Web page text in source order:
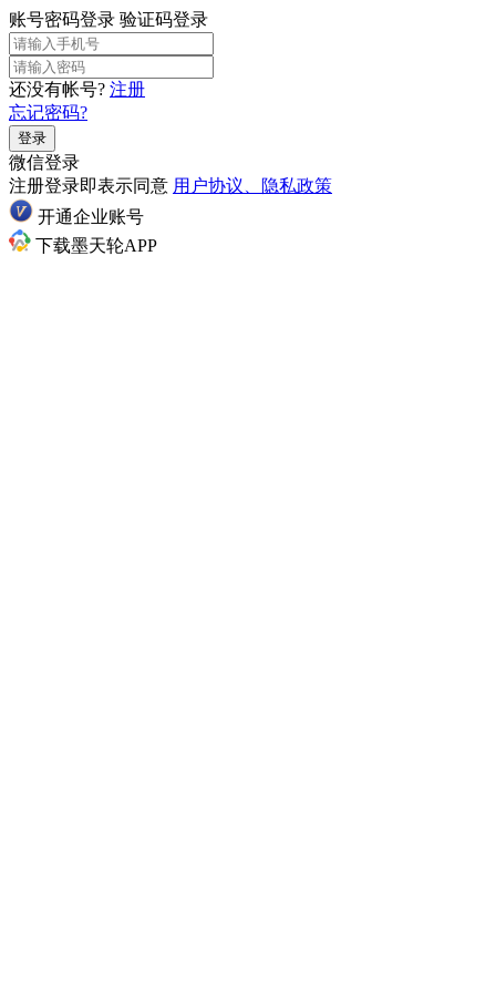
账号密码登录 验证码登录
还没有帐号? 注册
忘记密码?
登录
微信登录
注册登录即表示同意 用户协议、隐私政策
开通企业账号
下载墨天轮APP